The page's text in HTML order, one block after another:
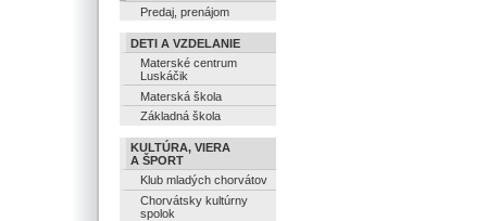
Predaj, prenájom
DETI A VZDELANIE
Materské centrum
Luskáčik
Materská škola
Základná škola
KULTÚRA, VIERA
A ŠPORT
Klub mladých chorvátov
Chorvátsky kultúrny
spolok